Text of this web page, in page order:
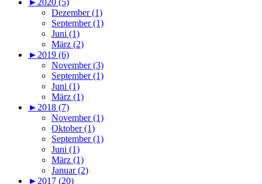
► 2020 (5)
Dezember (1)
September (1)
Juni (1)
März (2)
► 2019 (6)
November (3)
September (1)
Juni (1)
März (1)
► 2018 (7)
November (1)
Oktober (1)
September (1)
Juni (1)
März (1)
Januar (2)
► 2017 (20)